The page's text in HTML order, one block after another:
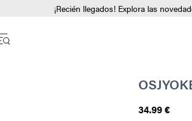
¡Recién llegados! Explora las
34.99 €